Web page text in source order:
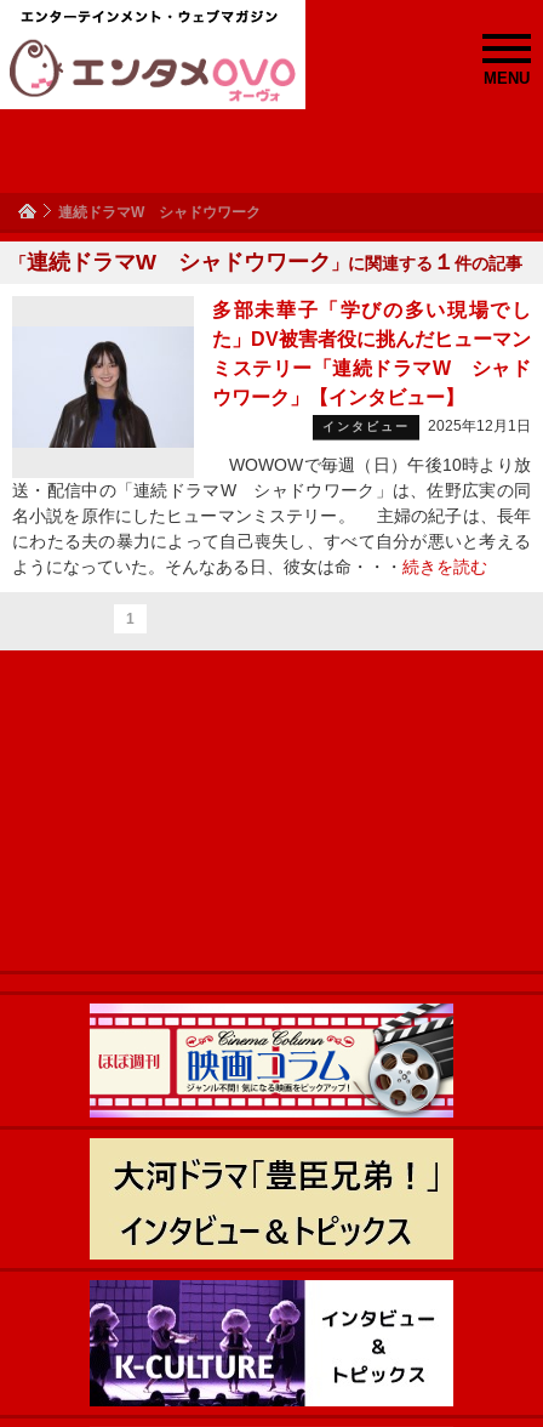
MENU
連続ドラマW シャドウワーク
「連続ドラマW シャドウワーク 」に関連する １ 件の記事
多部未華子「学びの多い現場でし
た」DV被害者役に挑んだヒューマン
ミステリー「連続ドラマW シャド
ウワーク」【インタビュー】
インタビュー 2025年12月1日
WOWOWで毎週（日）午後10時より放
送・配信中の「連続ドラマW シャドウワーク」は、佐野広実の同
名小説を原作にしたヒューマンミステリー。 主婦の紀子は、長年
にわたる夫の暴力によって自己喪失し、すべて自分が悪いと考える
ようになっていた。そんなある日、彼女は命・・・ 続きを読む
1